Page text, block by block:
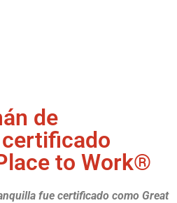
de
to Work®
fue certificado como Great